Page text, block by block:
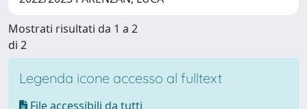
Mostrati risultati da 1 a 2
di 2
Legenda icone accesso al fulltext
File accessibili da tutti